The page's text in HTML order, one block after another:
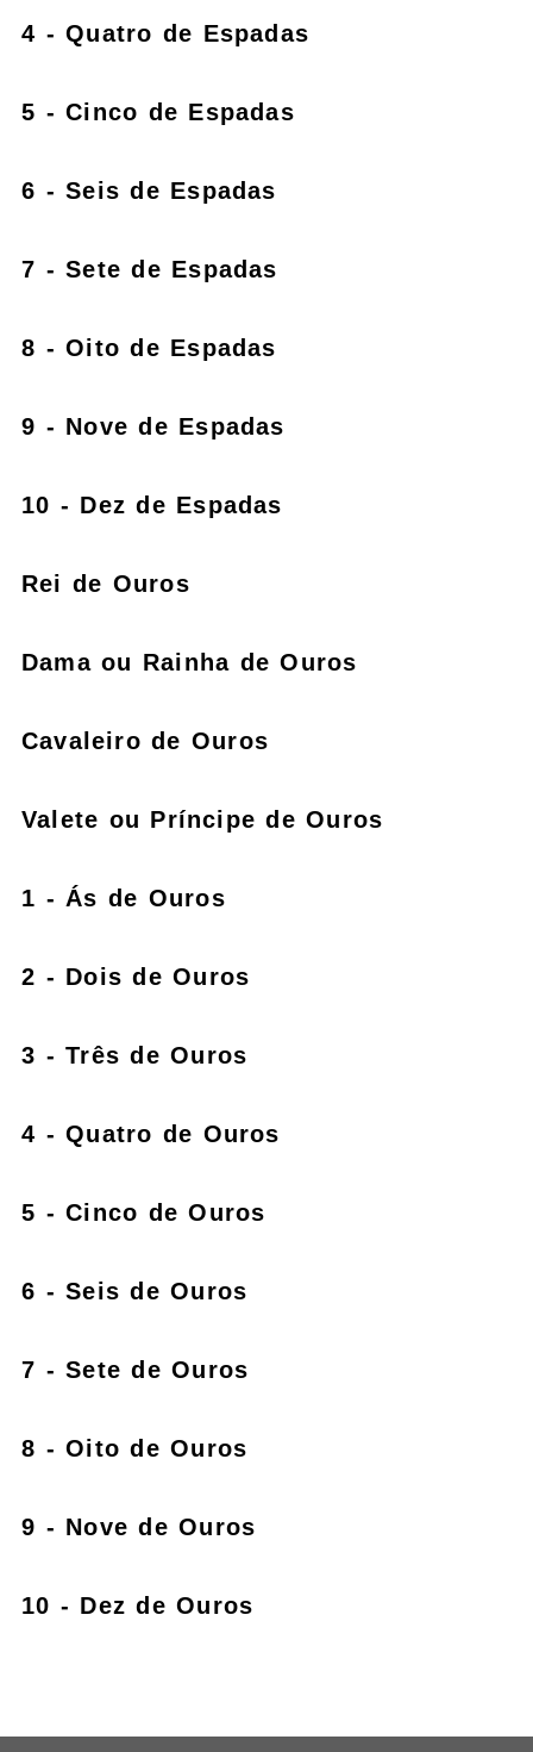
4 - Quatro de Espadas
5 - Cinco de Espadas
6 - Seis de Espadas
7 - Sete de Espadas
8 - Oito de Espadas
9 - Nove de Espadas
10 - Dez de Espadas
Rei de Ouros
Dama ou Rainha de Ouros
Cavaleiro de Ouros
Valete ou Príncipe de Ouros
1 - Ás de Ouros
2 - Dois de Ouros
3 - Três de Ouros
4 - Quatro de Ouros
5 - Cinco de Ouros
6 - Seis de Ouros
7 - Sete de Ouros
8 - Oito de Ouros
9 - Nove de Ouros
10 - Dez de Ouros